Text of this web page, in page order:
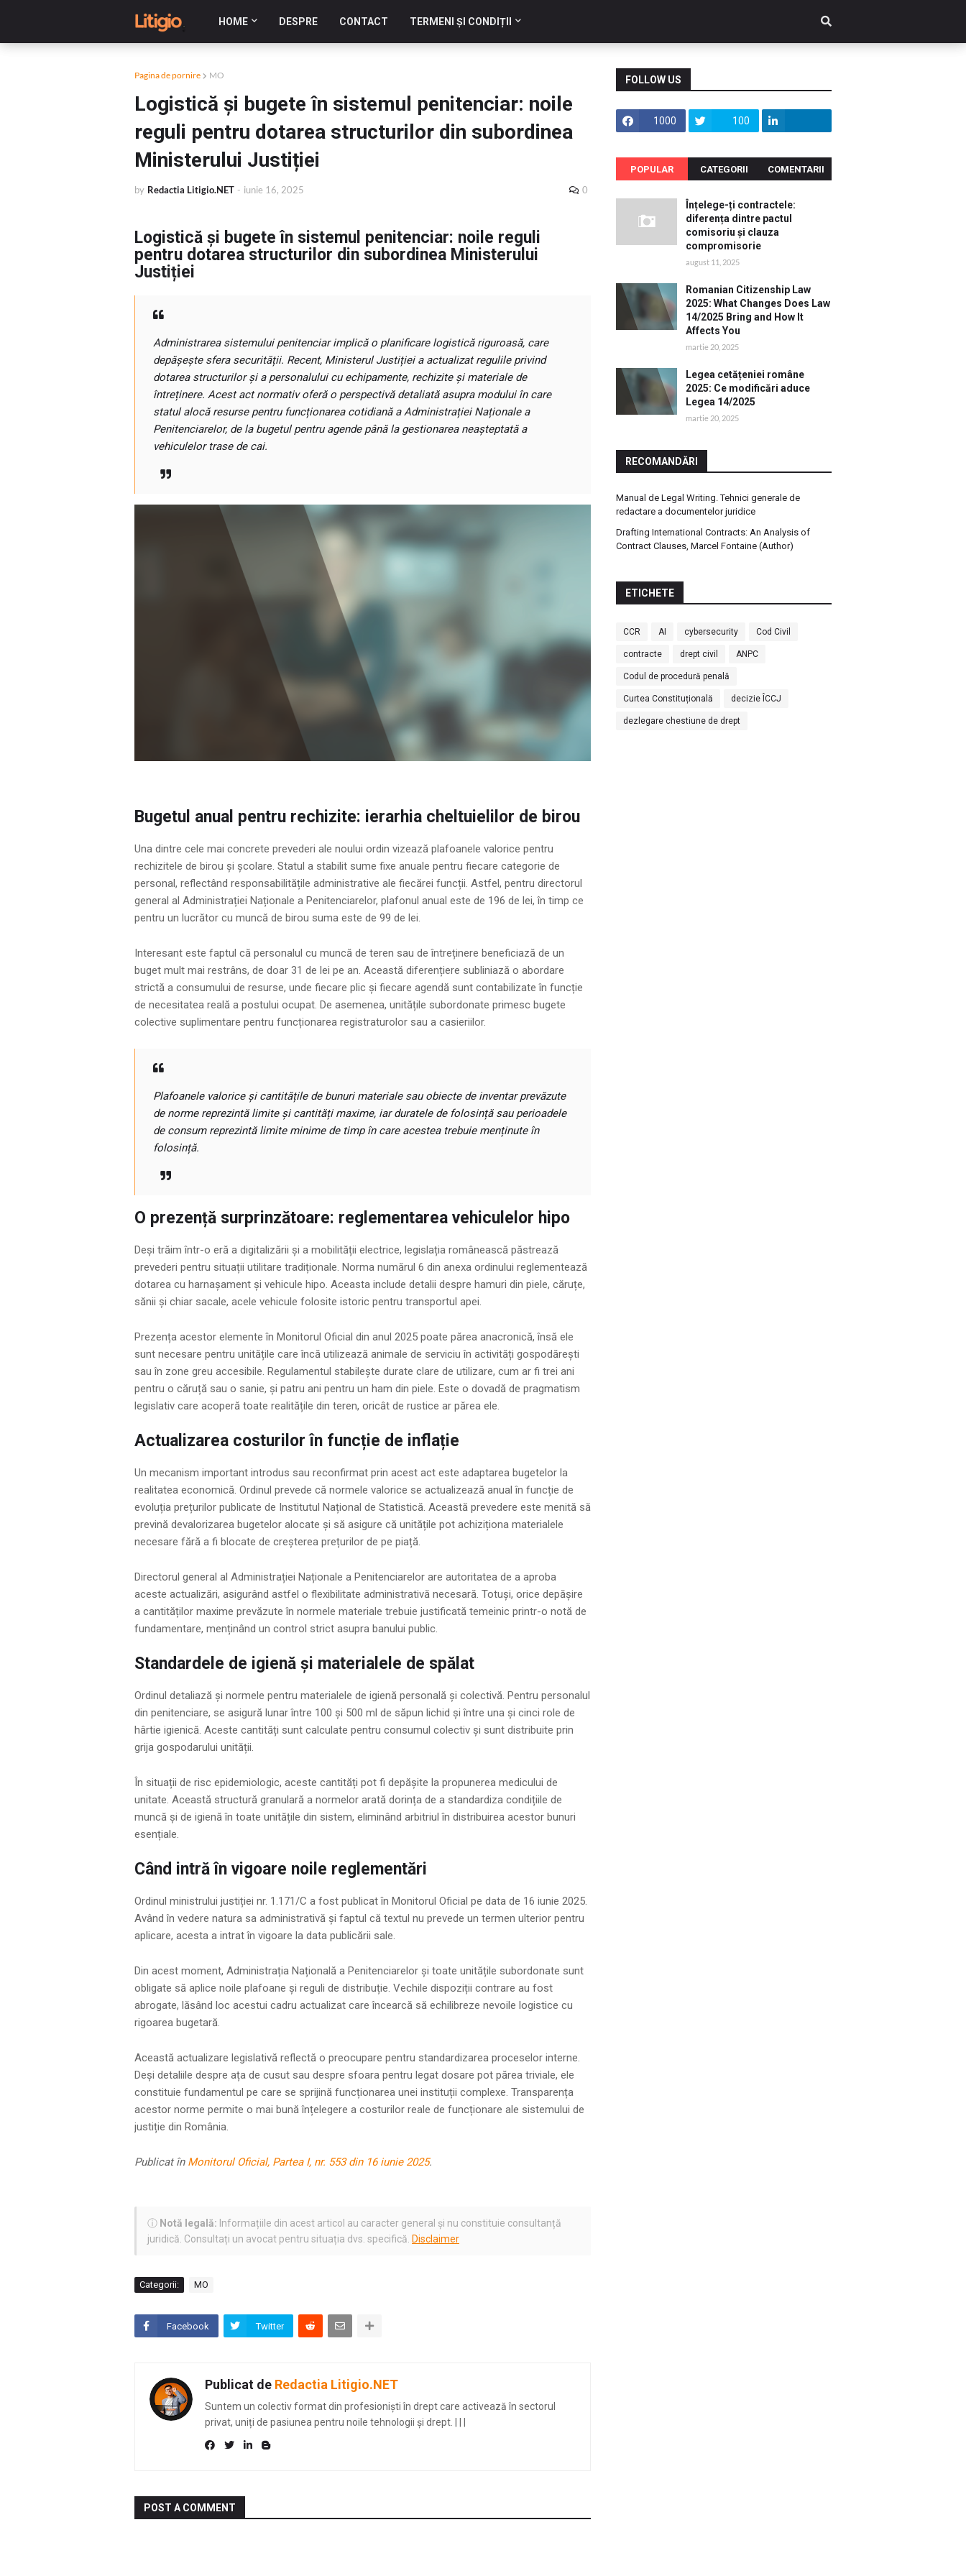
HOME DESPRE CONTACT TERMENI ȘI CONDIȚII
Pagina de pornire MO
Logistică și bugete în sistemul penitenciar: noile
reguli pentru dotarea structurilor din subordinea
Ministerului Justiției
by Redactia Litigio.NET - iunie 16, 2025 0
Logistică și bugete în sistemul penitenciar: noile reguli
pentru dotarea structurilor din subordinea Ministerului
Justiției
Administrarea sistemului penitenciar implică o planificare logistică riguroasă, care
depășește sfera securității. Recent, Ministerul Justiției a actualizat regulile privind
dotarea structurilor și a personalului cu echipamente, rechizite și materiale de
întreținere. Acest act normativ oferă o perspectivă detaliată asupra modului în care
statul alocă resurse pentru funcționarea cotidiană a Administrației Naționale a
Penitenciarelor, de la bugetul pentru agende până la gestionarea neașteptată a
vehiculelor trase de cai.
Bugetul anual pentru rechizite: ierarhia cheltuielilor de birou
Una dintre cele mai concrete prevederi ale noului ordin vizează plafoanele valorice pentru
rechizitele de birou și școlare. Statul a stabilit sume fixe anuale pentru fiecare categorie de
personal, reflectând responsabilitățile administrative ale fiecărei funcții. Astfel, pentru directorul
general al Administrației Naționale a Penitenciarelor, plafonul anual este de 196 de lei, în timp ce
pentru un lucrător cu muncă de birou suma este de 99 de lei.
Interesant este faptul că personalul cu muncă de teren sau de întreținere beneficiază de un
buget mult mai restrâns, de doar 31 de lei pe an. Această diferențiere subliniază o abordare
strictă a consumului de resurse, unde fiecare plic și fiecare agendă sunt contabilizate în funcție
de necesitatea reală a postului ocupat. De asemenea, unitățile subordonate primesc bugete
colective suplimentare pentru funcționarea registraturolor sau a casieriilor.
Plafoanele valorice și cantitățile de bunuri materiale sau obiecte de inventar prevăzute
de norme reprezintă limite și cantități maxime, iar duratele de folosință sau perioadele
de consum reprezintă limite minime de timp în care acestea trebuie menținute în
folosință.
O prezență surprinzătoare: reglementarea vehiculelor hipo
Deși trăim într-o eră a digitalizării și a mobilității electrice, legislația românească păstrează
prevederi pentru situații utilitare tradiționale. Norma numărul 6 din anexa ordinului reglementează
dotarea cu harnașament și vehicule hipo. Aceasta include detalii despre hamuri din piele, căruțe,
sănii și chiar sacale, acele vehicule folosite istoric pentru transportul apei.
Prezența acestor elemente în Monitorul Oficial din anul 2025 poate părea anacronică, însă ele
sunt necesare pentru unitățile care încă utilizează animale de serviciu în activități gospodărești
sau în zone greu accesibile. Regulamentul stabilește durate clare de utilizare, cum ar fi trei ani
pentru o căruță sau o sanie, și patru ani pentru un ham din piele. Este o dovadă de pragmatism
legislativ care acoperă toate realitățile din teren, oricât de rustice ar părea ele.
Actualizarea costurilor în funcție de inflație
Un mecanism important introdus sau reconfirmat prin acest act este adaptarea bugetelor la
realitatea economică. Ordinul prevede că normele valorice se actualizează anual în funcție de
evoluția prețurilor publicate de Institutul Național de Statistică. Această prevedere este menită să
prevină devalorizarea bugetelor alocate și să asigure că unitățile pot achiziționa materialele
necesare fără a fi blocate de creșterea prețurilor de pe piață.
Directorul general al Administrației Naționale a Penitenciarelor are autoritatea de a aproba
aceste actualizări, asigurând astfel o flexibilitate administrativă necesară. Totuși, orice depășire
a cantităților maxime prevăzute în normele materiale trebuie justificată temeinic printr-o notă de
fundamentare, menținând un control strict asupra banului public.
Standardele de igienă și materialele de spălat
Ordinul detaliază și normele pentru materialele de igienă personală și colectivă. Pentru personalul
din penitenciare, se asigură lunar între 100 și 500 ml de săpun lichid și între una și cinci role de
hârtie igienică. Aceste cantități sunt calculate pentru consumul colectiv și sunt distribuite prin
grija gospodarului unității.
În situații de risc epidemiologic, aceste cantități pot fi depășite la propunerea medicului de
unitate. Această structură granulară a normelor arată dorința de a standardiza condițiile de
muncă și de igienă în toate unitățile din sistem, eliminând arbitriul în distribuirea acestor bunuri
esențiale.
Când intră în vigoare noile reglementări
Ordinul ministrului justiției nr. 1.171/C a fost publicat în Monitorul Oficial pe data de 16 iunie 2025.
Având în vedere natura sa administrativă și faptul că textul nu prevede un termen ulterior pentru
aplicare, acesta a intrat în vigoare la data publicării sale.
Din acest moment, Administrația Națională a Penitenciarelor și toate unitățile subordonate sunt
obligate să aplice noile plafoane și reguli de distribuție. Vechile dispoziții contrare au fost
abrogate, lăsând loc acestui cadru actualizat care încearcă să echilibreze nevoile logistice cu
rigoarea bugetară.
Această actualizare legislativă reflectă o preocupare pentru standardizarea proceselor interne.
Deși detaliile despre ața de cusut sau despre sfoara pentru legat dosare pot părea triviale, ele
constituie fundamentul pe care se sprijină funcționarea unei instituții complexe. Transparența
acestor norme permite o mai bună înțelegere a costurilor reale de funcționare ale sistemului de
justiție din România.
Publicat în Monitorul Oficial, Partea I, nr. 553 din 16 iunie 2025.
ⓘ Notă legală: Informațiile din acest articol au caracter general și nu constituie consultanță
juridică. Consultați un avocat pentru situația dvs. specifică. Disclaimer
Categorii: MO
Facebook Twitter
Publicat de Redactia Litigio.NET
Suntem un colectiv format din profesioniști în drept care activează în sectorul
privat, uniți de pasiunea pentru noile tehnologii și drept.
POST A COMMENT
FOLLOW US
1000 100
POPULAR CATEGORII COMENTARII
Înțelege-ți contractele:
diferența dintre pactul
comisoriu și clauza
compromisorie
august 11, 2025
Romanian Citizenship Law
2025: What Changes Does Law
14/2025 Bring and How It
Affects You
martie 20, 2025
Legea cetățeniei române
2025: Ce modificări aduce
Legea 14/2025
martie 20, 2025
RECOMANDĂRI
Manual de Legal Writing. Tehnici generale de
redactare a documentelor juridice
Drafting International Contracts: An Analysis of
Contract Clauses, Marcel Fontaine (Author)
ETICHETE
CCR AI cybersecurity Cod Civil
contracte drept civil ANPC
Codul de procedură penală
Curtea Constituțională decizie ÎCCJ
dezlegare chestiune de drept